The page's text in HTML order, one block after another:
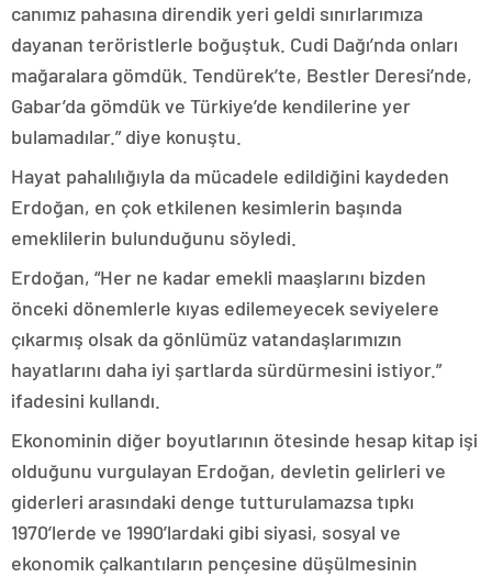
canımız pahasına direndik yeri geldi sınırlarımıza
dayanan teröristlerle boğuştuk. Cudi Dağı’nda onları
mağaralara gömdük. Tendürek’te, Bestler Deresi’nde,
Gabar’da gömdük ve Türkiye’de kendilerine yer
bulamadılar.” diye konuştu.
Hayat pahalılığıyla da mücadele edildiğini kaydeden
Erdoğan, en çok etkilenen kesimlerin başında
emeklilerin bulunduğunu söyledi.
Erdoğan, “Her ne kadar emekli maaşlarını bizden
önceki dönemlerle kıyas edilemeyecek seviyelere
çıkarmış olsak da gönlümüz vatandaşlarımızın
hayatlarını daha iyi şartlarda sürdürmesini istiyor.”
ifadesini kullandı.
Ekonominin diğer boyutlarının ötesinde hesap kitap işi
olduğunu vurgulayan Erdoğan, devletin gelirleri ve
giderleri arasındaki denge tutturulamazsa tıpkı
1970’lerde ve 1990’lardaki gibi siyasi, sosyal ve
ekonomik çalkantıların pençesine düşülmesinin